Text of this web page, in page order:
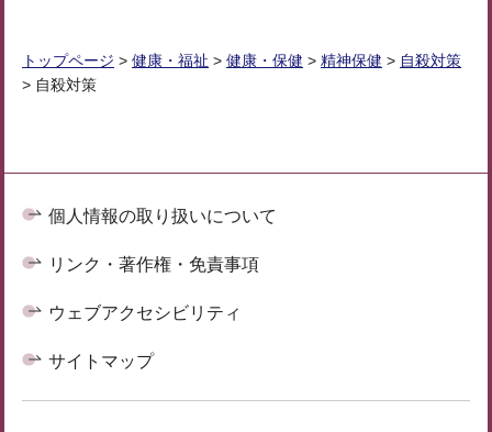
トップページ > 健康・福祉 > 健康・保健 > 精神保健 > 自殺対策
> 自殺対策
個人情報の取り扱いについて
リンク・著作権・免責事項
ウェブアクセシビリティ
サイトマップ